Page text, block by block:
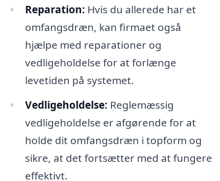
Reparation: Hvis du allerede har et
omfangsdræn, kan firmaet også
hjælpe med reparationer og
vedligeholdelse for at forlænge
levetiden på systemet.
Vedligeholdelse: Reglemæssig
vedligeholdelse er afgørende for at
holde dit omfangsdræn i topform og
sikre, at det fortsætter med at fungere
effektivt.